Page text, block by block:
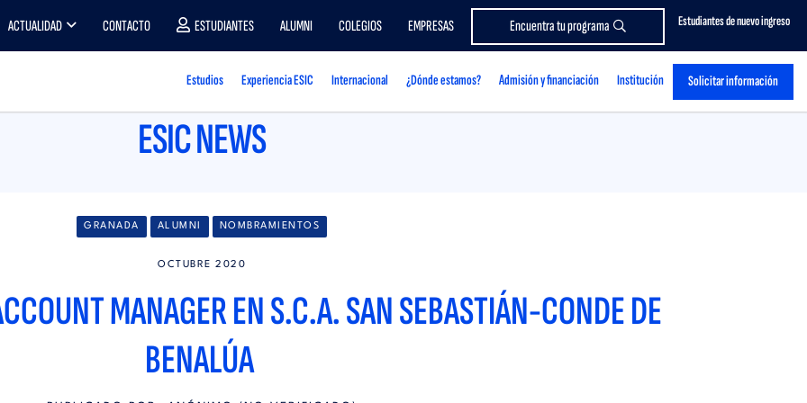
Estudiantes de nuevo ingreso
ACTUALIDAD CONTACTO ESTUDIANTES ALUMNI COLEGIOS EMPRESAS Encuentra tu programa
Estudios Experiencia ESIC Internacional ¿Dónde estamos? Admisión y financiación Institución Solicitar información
ESIC NEWS
GRANADA ALUMNI NOMBRAMIENTOS
OCTUBRE 2020
MANAGER EN S.C.A. SAN SEBASTIÁN-CONDE DE
BENALÚA